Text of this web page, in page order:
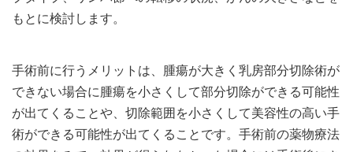
もとに検討します。
手術前に行うメリットは、腫瘍が大きく乳房部分切除術が
できない場合に腫瘍を小さくして部分切除ができる可能性
が出てくることや、切除範囲を小さくして美容性の高い手
術ができる可能性が出てくることです。手術前の薬物療法